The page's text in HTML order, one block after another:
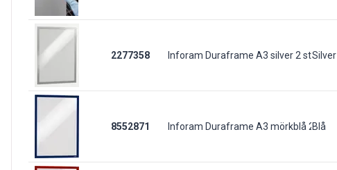
2277358 Inforam Duraframe A3 silver 2 st/fpSilver
8552871 Inforam Duraframe A3 mörkblå 2 st/fp
Blå